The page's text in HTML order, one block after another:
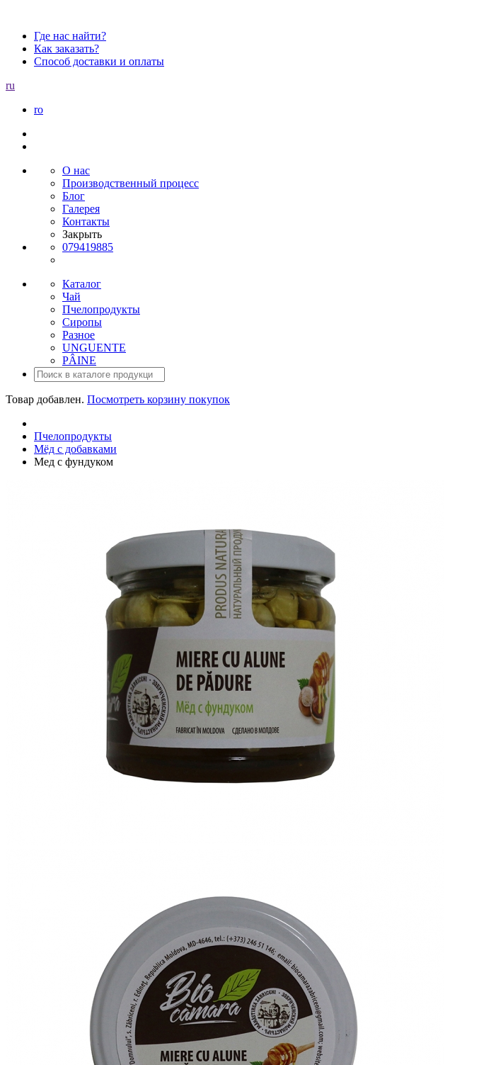
Где нас найти?
Как заказать?
Способ доставки и оплаты
ru
ro
О нас
Производственный процесс
Блог
Галерея
Контакты
Закрыть
079419885
Каталог
Чай
Пчелопродукты
Сиропы
Разное
UNGUENTE
PÂINE
Товар добавлен. Посмотреть корзину покупок
Пчелопродукты
Мёд с добавками
Мед с фундуком